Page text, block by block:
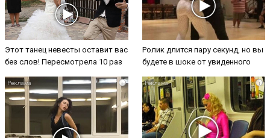
Этот танец невесты оставит вас
без слов! Пересмотрела 10 раз
Ролик длится пару секунд, но вы
будете в шоке от увиденного
i i